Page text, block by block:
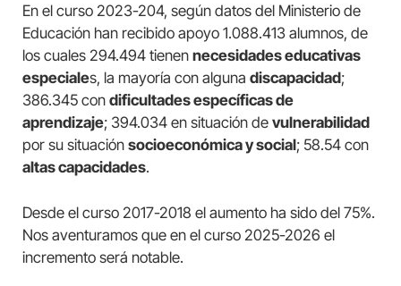
En el curso 2023-204, según datos del Ministerio de
Educación han recibido apoyo 1.088.413 alumnos, de
los cuales 294.494 tienen necesidades educativas
especiales, la mayoría con alguna discapacidad;
386.345 con dificultades específicas de
aprendizaje; 394.034 en situación de vulnerabilidad
por su situación socioeconómica y social; 58.54 con
altas capacidades.
Desde el curso 2017-2018 el aumento ha sido del 75%.
Nos aventuramos que en el curso 2025-2026 el
incremento será notable.